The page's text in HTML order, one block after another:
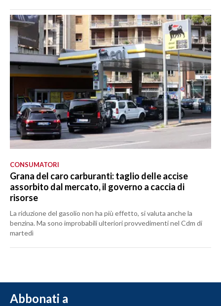
CONSUMATORI
Grana del caro carburanti: taglio delle accise
assorbito dal mercato, il governo a caccia di
risorse
La riduzione del gasolio non ha più effetto, si valuta anche la
benzina. Ma sono improbabili ulteriori provvedimenti nel Cdm di
martedì
Abbonati a